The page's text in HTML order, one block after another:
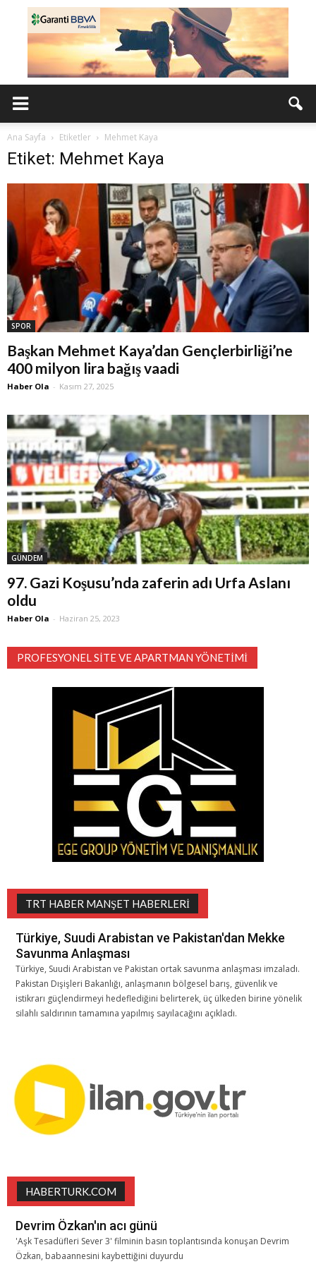
Ana Sayfa Etiketler Mehmet Kaya
Etiket: Mehmet Kaya
SPOR
Başkan Mehmet Kaya’dan Gençlerbirliği’ne
400 milyon lira bağış vaadi
Haber Ola - Kasım 27, 2025
GÜNDEM
97. Gazi Koşusu’nda zaferin adı Urfa Aslanı
oldu
Haber Ola - Haziran 25, 2023
PROFESYONEL SITE VE APARTMAN YÖNETIMI
TRT HABER MANŞET HABERLERI
Türkiye, Suudi Arabistan ve Pakistan'dan Mekke
Savunma Anlaşması
Türkiye, Suudi Arabistan ve Pakistan ortak savunma anlaşması imzaladı.
Pakistan Dışişleri Bakanlığı, anlaşmanın bölgesel barış, güvenlik ve
istikrarı güçlendirmeyi hedeflediğini belirterek, üç ülkeden birine yönelik
silahlı saldırının tamamına yapılmış sayılacağını açıkladı.
HABERTURK.COM
Devrim Özkan'ın acı günü
'Aşk Tesadüfleri Sever 3' filminin basın toplantısında konuşan Devrim
Özkan, babaannesini kaybettiğini duyurdu